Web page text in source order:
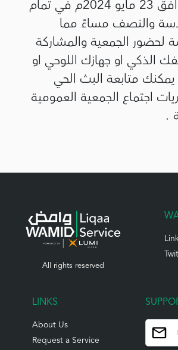
الخميس الموافق 23 مايو 2024م في تمام
والنصف مساءً مما
لحضور الجمعية والمشاركة
الذكي او جهازك اللوحي او
يمكنك متابعة البث الحي
اجتماع الجمعية العمومية
.
All rights reserved
LINKS
About Us
Request a Service